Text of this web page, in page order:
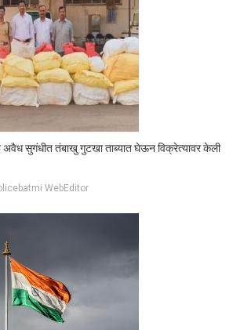
अवैध सुगंधीत तंबाखु गुटखा ताब्यात घेऊन विक्रेत्यावर केली
WebEditor